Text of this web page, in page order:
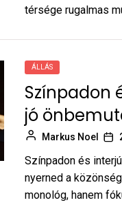
térsége rugalmas
ÁLLÁS
Színpadon
jó
Markus Noel
Színpadon és
nyerned a
monológ, hanem